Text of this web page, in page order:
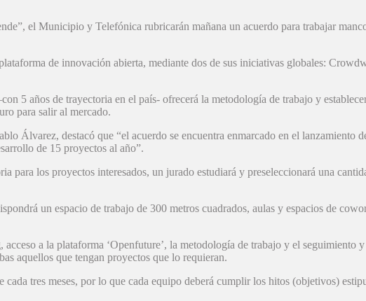
el Municipio y Telefónica rubricarán mañana un acuerdo para trabajar
de innovación abierta, mediante dos de sus iniciativas globales:
5 años de trayectoria en el país- ofrecerá la metodología de trabajo y
para salir al mercado.
Álvarez, destacó que “el acuerdo se encuentra enmarcado en el lanzamiento
de 15 proyectos al año”.
para los proyectos interesados, un jurado estudiará y preseleccionará una
un espacio de trabajo de 300 metros cuadrados, aulas y espacios de
a la plataforma ‘Openfuture’, la metodología de trabajo y el seguimiento
aquellos que tengan proyectos que lo requieran.
tres meses, por lo que cada equipo deberá cumplir los hitos (objetivos)